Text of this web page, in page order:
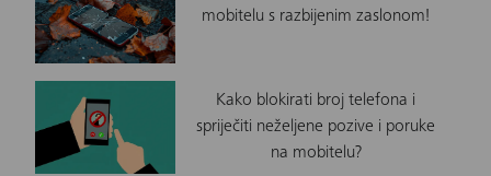
mobitelu s razbijenim zaslonom!
Kako blokirati broj telefona i
spriječiti neželjene pozive i poruke
na mobitelu?